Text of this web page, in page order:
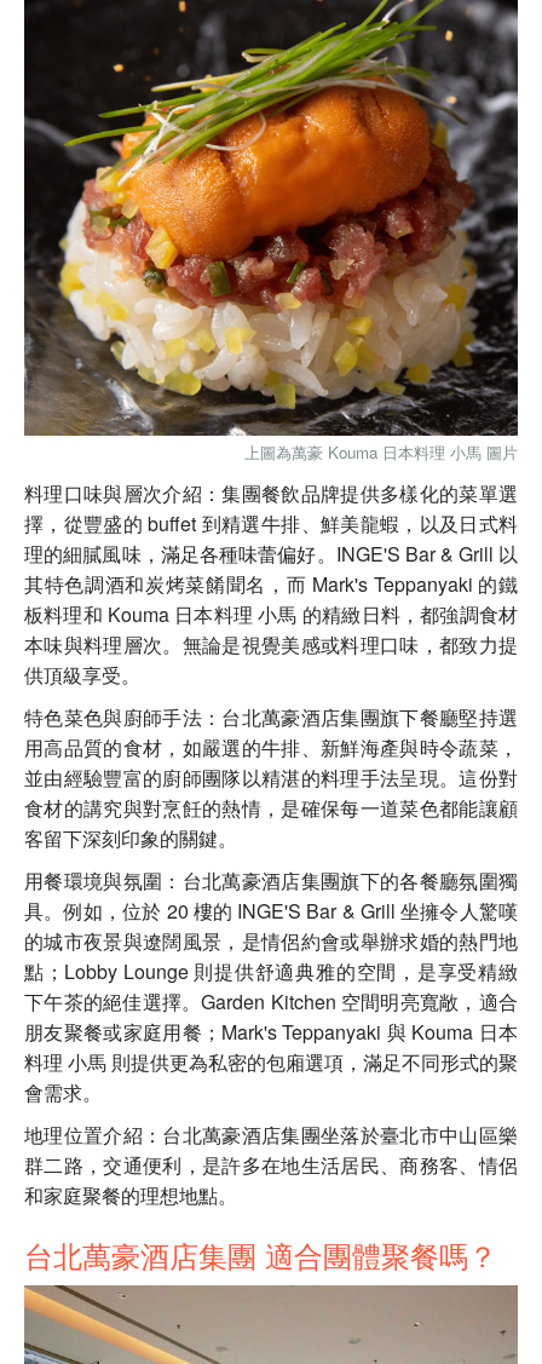
上圖為萬豪 Kouma 日本料理 小馬 圖片
料理口味與層次介紹：集團餐飲品牌提供多樣化的菜單選
擇，從豐盛的 buffet 到精選牛排、鮮美龍蝦，以及日式料
理的細膩風味，滿足各種味蕾偏好。INGE'S Bar & Grill 以
其特色調酒和炭烤菜餚聞名，而 Mark's Teppanyaki 的鐵
板料理和 Kouma 日本料理 小馬 的精緻日料，都強調食材
本味與料理層次。無論是視覺美感或料理口味，都致力提
供頂級享受。
特色菜色與廚師手法：台北萬豪酒店集團旗下餐廳堅持選
用高品質的食材，如嚴選的牛排、新鮮海產與時令蔬菜，
並由經驗豐富的廚師團隊以精湛的料理手法呈現。這份對
食材的講究與對烹飪的熱情，是確保每一道菜色都能讓顧
客留下深刻印象的關鍵。
用餐環境與氛圍：台北萬豪酒店集團旗下的各餐廳氛圍獨
具。例如，位於 20 樓的 INGE'S Bar & Grill 坐擁令人驚嘆
的城市夜景與遼闊風景，是情侶約會或舉辦求婚的熱門地
點；Lobby Lounge 則提供舒適典雅的空間，是享受精緻
下午茶的絕佳選擇。Garden Kitchen 空間明亮寬敞，適合
朋友聚餐或家庭用餐；Mark's Teppanyaki 與 Kouma 日本
料理 小馬 則提供更為私密的包廂選項，滿足不同形式的聚
會需求。
地理位置介紹：台北萬豪酒店集團坐落於臺北市中山區樂
群二路，交通便利，是許多在地生活居民、商務客、情侶
和家庭聚餐的理想地點。
台北萬豪酒店集團 適合團體聚餐嗎？